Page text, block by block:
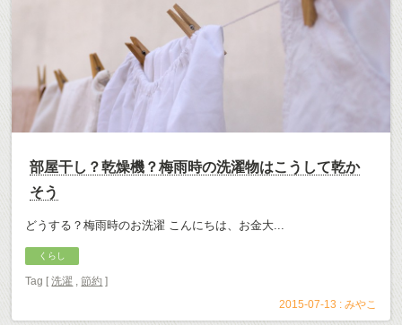
部屋干し？乾燥機？梅雨時の洗濯物はこうして乾か
そう
どうする？梅雨時のお洗濯 こんにちは、お金大...
くらし
Tag [洗濯 ,節約 ]
2015-07-13 : みやこ